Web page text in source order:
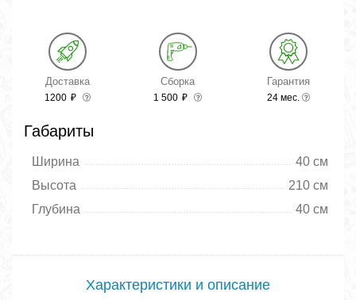
Доставка
1200 ₽
Сборка
1 500 ₽
Гарантия
24 мес.
Габариты
Ширина
40 см
Высота
210 см
Глубина
40 см
Характеристики и описание